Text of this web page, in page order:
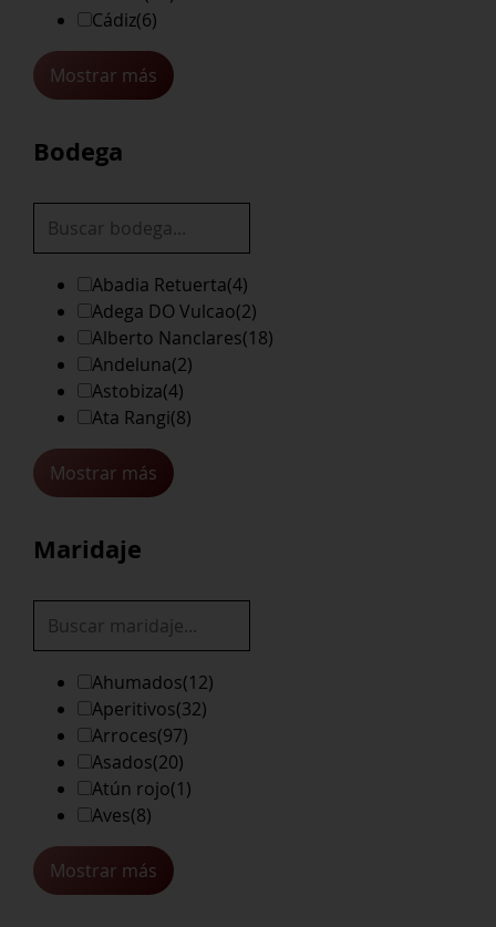
Cádiz(6)
Mostrar más
Bodega
Abadia Retuerta(4)
Adega DO Vulcao(2)
Alberto Nanclares(18)
Andeluna(2)
Astobiza(4)
Ata Rangi(8)
Mostrar más
Maridaje
Ahumados(12)
Aperitivos(32)
Arroces(97)
Asados(20)
Atún rojo(1)
Aves(8)
Mostrar más